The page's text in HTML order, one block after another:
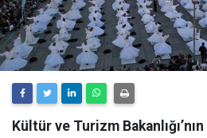
Kültür ve Turizm